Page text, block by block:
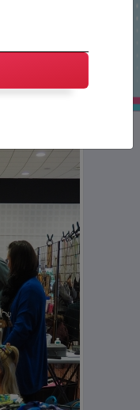
de Flor' à